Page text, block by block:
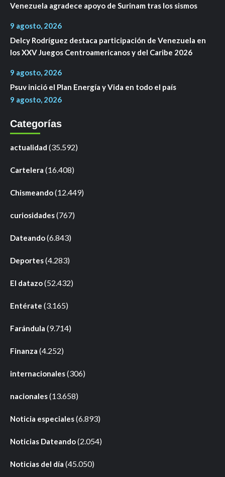
Venezuela agradece apoyo de Surinam tras los sismos
9 agosto, 2026
Delcy Rodríguez destaca participación de Venezuela en
los XXV Juegos Centroamericanos y del Caribe 2026
9 agosto, 2026
Psuv inició el Plan Energía y Vida en todo el país
9 agosto, 2026
Categorías
actualidad (35.592)
Cartelera (16.408)
Chismeando(12.449)
curiosidades(767)
Dateando(6.843)
Deportes(4.283)
El datazo(52.432)
Entérate (3.165)
Farándula (9.714)
Finanza (4.252)
internacionales(306)
nacionales(13.658)
Noticia especiales(6.893)
Noticias Dateando(2.054)
Noticias del día (45.050)